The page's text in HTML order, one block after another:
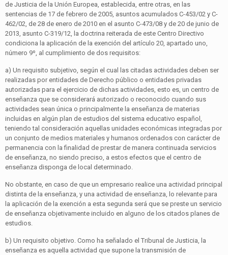
de Justicia de la Unión Europea, establecida, entre otras, en las
sentencias de 17 de febrero de 2005, asuntos acumulados C-453/02 y C-
462/02, de 28 de enero de 2010 en el asunto C-473/08 y de 20 de junio de
2013, asunto C-319/12, la doctrina reiterada de este Centro Directivo
condiciona la aplicación de la exención del artículo 20, apartado uno,
número 9º, al cumplimiento de dos requisitos:
a) Un requisito subjetivo, según el cual las citadas actividades deben ser
realizadas por entidades de Derecho público o entidades privadas
autorizadas para el ejercicio de dichas actividades, esto es, un centro de
enseñanza que se considerará autorizado o reconocido cuando sus
actividades sean única o principalmente la enseñanza de materias
incluidas en algún plan de estudios del sistema educativo español,
teniendo tal consideración aquellas unidades económicas integradas por
un conjunto de medios materiales y humanos ordenados con carácter de
permanencia con la finalidad de prestar de manera continuada servicios
de enseñanza, no siendo preciso, a estos efectos que el centro de
enseñanza disponga de local determinado.
No obstante, en caso de que un empresario realice una actividad principal
distinta de la enseñanza, y una actividad de enseñanza, lo relevante para
la aplicación de la exención a esta segunda será que se preste un servicio
de enseñanza objetivamente incluido en alguno de los citados planes de
estudios.
b) Un requisito objetivo. Como ha señalado el Tribunal de Justicia, la
enseñanza es aquella actividad que supone la transmisión de